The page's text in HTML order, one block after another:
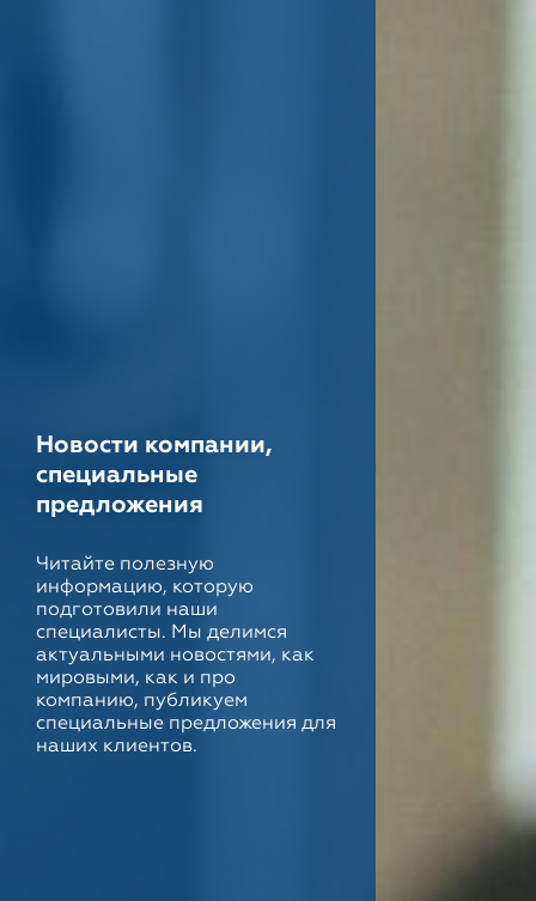
Новости компании,
специальные
предложения
Читайте полезную
информацию, которую
подготовили наши
специалисты. Мы делимся
актуальными новостями, как
мировыми, как и про
компанию, публикуем
специальные предложения для
наших клиентов.